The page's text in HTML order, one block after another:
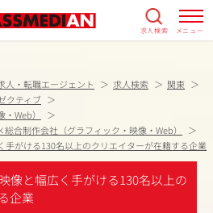
求人検索 メニュー
人・転職エージェント 求人検索
関東
クティブ
Web）
合制作会社（グラフィック・映像・Web）
手がける130名以上のクリエイターが在籍する企業
像と幅広く手がける130名以上の
企業